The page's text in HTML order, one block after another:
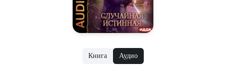
Книга Аудио